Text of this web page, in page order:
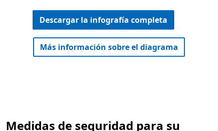
Descargar la infografía completa
Más información sobre el diagrama
Medidas de seguridad para su